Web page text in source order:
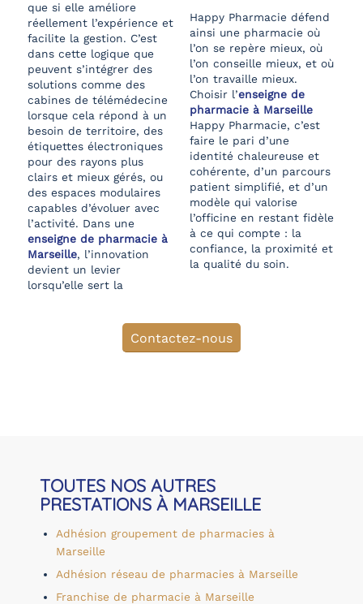
que si elle améliore
réellement l’expérience et
facilite la gestion. C’est
dans cette logique que
peuvent s’intégrer des
solutions comme des
cabines de télémédecine
lorsque cela répond à un
besoin de territoire, des
étiquettes électroniques
pour des rayons plus
clairs et mieux gérés, ou
des espaces modulaires
capables d’évoluer avec
l’activité. Dans une
enseigne de pharmacie à
Marseille, l’innovation
devient un levier
lorsqu’elle sert la
Happy Pharmacie défend
ainsi une pharmacie où
l’on se repère mieux, où
l’on conseille mieux, et où
l’on travaille mieux.
Choisir l’enseigne de
pharmacie à Marseille
Happy Pharmacie, c’est
faire le pari d’une
identité chaleureuse et
cohérente, d’un parcours
patient simplifié, et d’un
modèle qui valorise
l’officine en restant fidèle
à ce qui compte : la
confiance, la proximité et
la qualité du soin.
Contactez-nous
TOUTES NOS AUTRES
PRESTATIONS À MARSEILLE
Adhésion groupement de pharmacies à
Marseille
Adhésion réseau de pharmacies à Marseille
Franchise de pharmacie à Marseille